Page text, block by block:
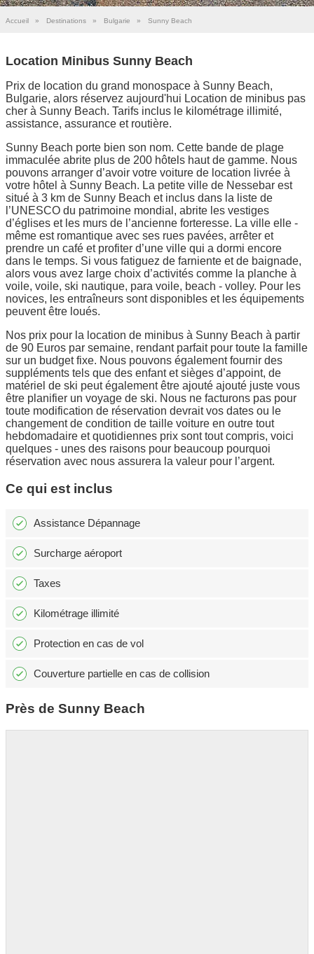
Accueil » Destinations » Bulgarie » Sunny Beach
Location Minibus Sunny Beach
Prix de location du grand monospace à Sunny Beach,
Bulgarie, alors réservez aujourd'hui Location de minibus pas
cher à Sunny Beach. Tarifs inclus le kilométrage illimité,
assistance, assurance et routière.
Sunny Beach porte bien son nom. Cette bande de plage
immaculée abrite plus de 200 hôtels haut de gamme. Nous
pouvons arranger d’avoir votre voiture de location livrée à
votre hôtel à Sunny Beach. La petite ville de Nessebar est
situé à 3 km de Sunny Beach et inclus dans la liste de
l’UNESCO du patrimoine mondial, abrite les vestiges
d’églises et les murs de l’ancienne forteresse. La ville elle -
même est romantique avec ses rues pavées, arrêter et
prendre un café et profiter d’une ville qui a dormi encore
dans le temps. Si vous fatiguez de farniente et de baignade,
alors vous avez large choix d’activités comme la planche à
voile, voile, ski nautique, para voile, beach - volley. Pour les
novices, les entraîneurs sont disponibles et les équipements
peuvent être loués.
Nos prix pour la location de minibus à Sunny Beach à partir
de 90 Euros par semaine, rendant parfait pour toute la famille
sur un budget fixe. Nous pouvons également fournir des
suppléments tels que des enfant et sièges d’appoint, de
matériel de ski peut également être ajouté ajouté juste vous
être planifier un voyage de ski. Nous ne facturons pas pour
toute modification de réservation devrait vos dates ou le
changement de condition de taille voiture en outre tout
hebdomadaire et quotidiennes prix sont tout compris, voici
quelques - unes des raisons pour beaucoup pourquoi
réservation avec nous assurera la valeur pour l’argent.
Ce qui est inclus
Assistance Dépannage
Surcharge aéroport
Taxes
Kilométrage illimité
Protection en cas de vol
Couverture partielle en cas de collision
Près de Sunny Beach